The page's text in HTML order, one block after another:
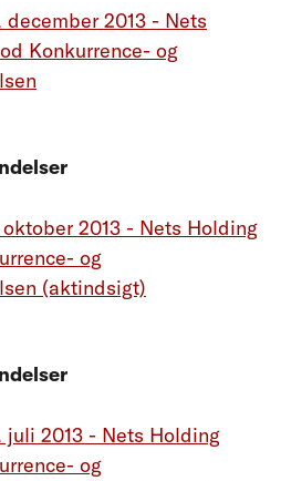
december 2013 - Nets
Konkurrence- og
2013 - Nets Holding
og
(aktindsigt)
juli 2013 - Nets Holding
og